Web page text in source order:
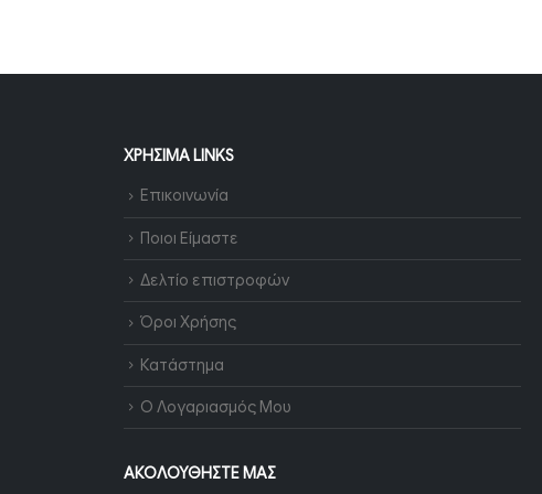
ΧΡΉΣΙΜΑ LINKS
Επικοινωνία
Ποιοι Είμαστε
Δελτίο επιστροφών
Όροι Χρήσης
Κατάστημα
Ο Λογαριασμός Μου
ΑΚΟΛΟΥΘΉΣΤΕ ΜΑΣ